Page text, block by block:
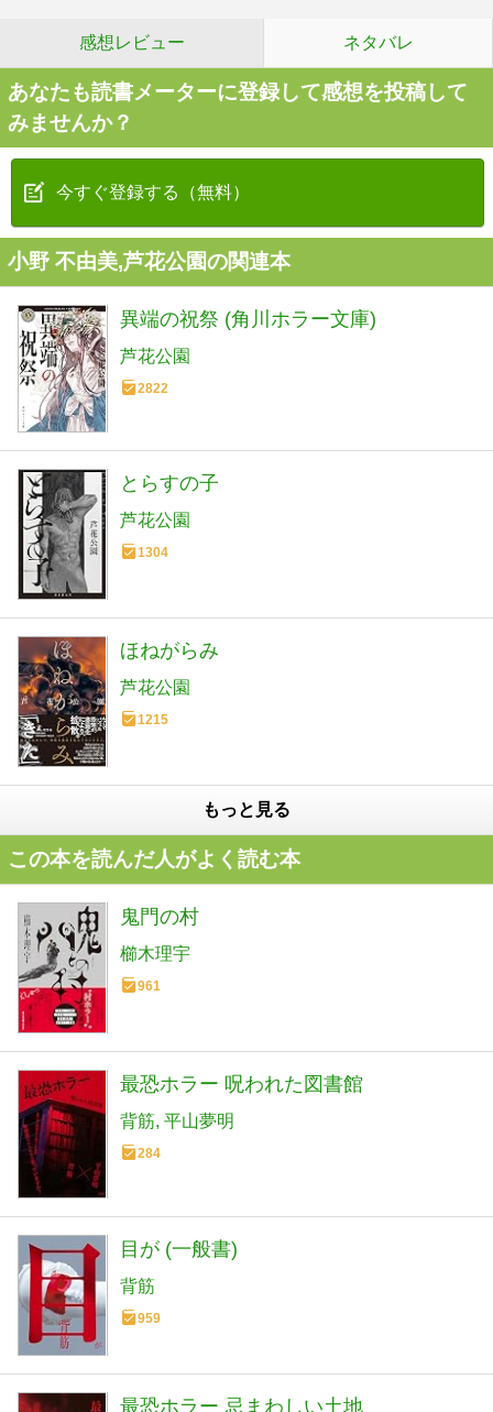
感想レビュー ネタバレ
あなたも読書メーターに登録して感想を投稿して
みませんか？
今すぐ登録する（無料）
小野 不由美,芦花公園の関連本
異端の祝祭 (角川ホラー文庫)
芦花公園
2822
とらすの子
芦花公園
1304
ほねがらみ
芦花公園
1215
もっと見る
この本を読んだ人がよく読む本
鬼門の村
櫛木理宇
961
最恐ホラー 呪われた図書館
背筋 平山夢明
284
目が (一般書)
背筋
959
最恐ホラー 忌まわしい土地